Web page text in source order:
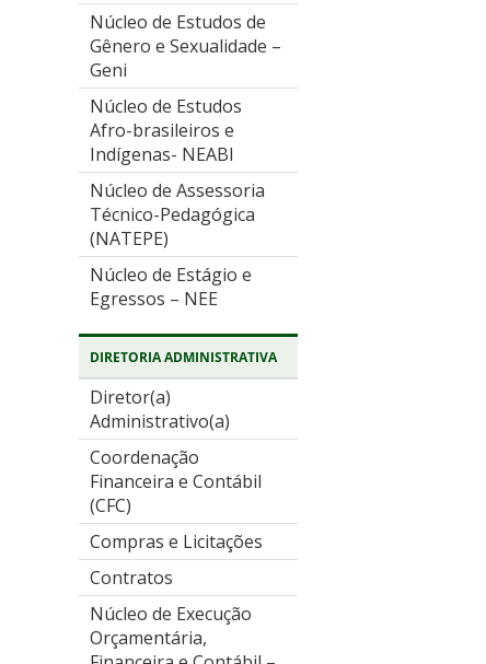
Núcleo de Estudos de
Gênero e Sexualidade –
Geni
Núcleo de Estudos
Afro-brasileiros e
Indígenas- NEABI
Núcleo de Assessoria
Técnico-Pedagógica
(NATEPE)
Núcleo de Estágio e
Egressos – NEE
DIRETORIA ADMINISTRATIVA
Diretor(a)
Administrativo(a)
Coordenação
Financeira e Contábil
(CFC)
Compras e Licitações
Contratos
Núcleo de Execução
Orçamentária,